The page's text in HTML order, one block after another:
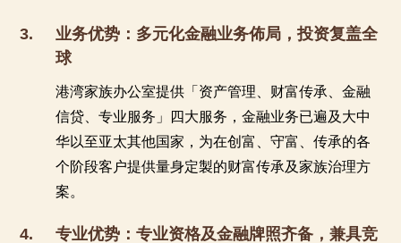
3.
业务优势：多元化金融业务佈局，投资复盖全
球
港湾家族办公室提供「资产管理、财富传承、金融
信贷、专业服务」四大服务，金融业务已遍及大中
华以至亚太其他国家，为在创富、守富、传承的各
个阶段客户提供量身定製的财富传承及家族治理方
案。
4.
专业优势：专业资格及金融牌照齐备，兼具竞